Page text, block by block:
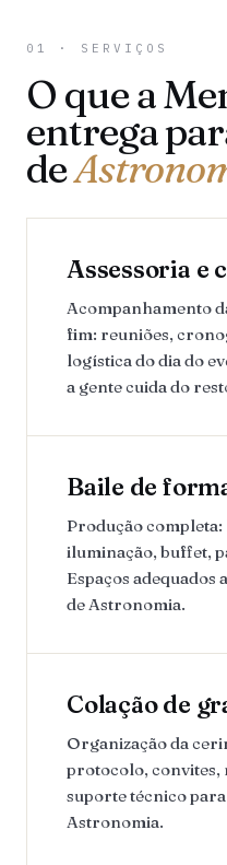
01 · SERVIÇOS
O que a
entrega
de
Assessoria e
Acompanhamento
fim: reuniões,
logística do dia do
a gente cuida do
Baile de
Produção completa:
iluminação, buffet,
Espaços
de Astronomia.
Colação de
Organização da
protocolo, convites,
suporte técnico
Astronomia.